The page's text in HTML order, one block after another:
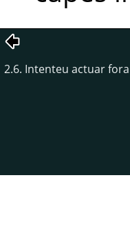
2.6. Intenteu actuar